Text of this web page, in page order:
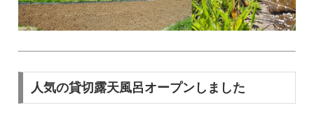
人気の貸切露天風呂オープンしました